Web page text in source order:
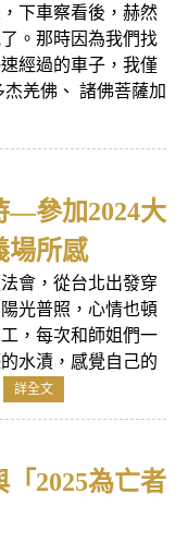
下車察看後，赫然
。那時因為我們找
經過的車子，我僅
羌佛、 諸佛菩薩加
—參加2024大
場所感
會，從台北出發穿
光普照，心情也頓
，每次和師姐們一
水漬，感覺自己的
詳全文
2025為亡者